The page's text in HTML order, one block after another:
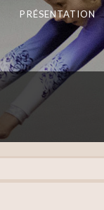
PRÉSENTATION